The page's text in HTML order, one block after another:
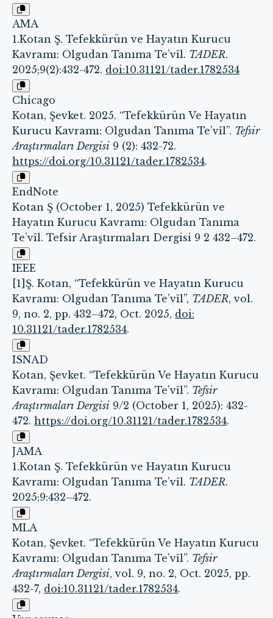
AMA
1.Kotan Ş. Tefekkürün ve Hayatın Kurucu
Kavramı: Olgudan Tanıma Te’vîl. TADER.
2025;9(2):432-472. doi:10.31121/tader.1782534
Chicago
Kotan, Şevket. 2025. “Tefekkürün Ve Hayatın
Kurucu Kavramı: Olgudan Tanıma Te’vîl”. Tefsir
Araştırmaları Dergisi 9 (2): 432-72.
https://doi.org/10.31121/tader.1782534.
EndNote
Kotan Ş (October 1, 2025) Tefekkürün ve
Hayatın Kurucu Kavramı: Olgudan Tanıma
Te’vîl. Tefsir Araştırmaları Dergisi 9 2 432–472.
IEEE
[1]Ş. Kotan, “Tefekkürün ve Hayatın Kurucu
Kavramı: Olgudan Tanıma Te’vîl”, TADER, vol.
9, no. 2, pp. 432–472, Oct. 2025, doi:
10.31121/tader.1782534.
ISNAD
Kotan, Şevket. “Tefekkürün Ve Hayatın Kurucu
Kavramı: Olgudan Tanıma Te’vîl”. Tefsir
Araştırmaları Dergisi 9/2 (October 1, 2025): 432-
472. https://doi.org/10.31121/tader.1782534.
JAMA
1.Kotan Ş. Tefekkürün ve Hayatın Kurucu
Kavramı: Olgudan Tanıma Te’vîl. TADER.
2025;9:432–472.
MLA
Kotan, Şevket. “Tefekkürün Ve Hayatın Kurucu
Kavramı: Olgudan Tanıma Te’vîl”. Tefsir
Araştırmaları Dergisi, vol. 9, no. 2, Oct. 2025, pp.
432-7, doi:10.31121/tader.1782534.